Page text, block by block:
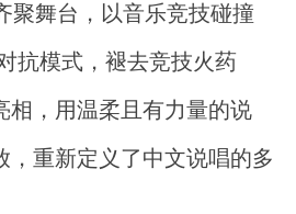
聚舞台，以音乐竞技碰撞
抗模式，褪去竞技火药
相，用温柔且有力量的说
重新定义了中文说唱的多